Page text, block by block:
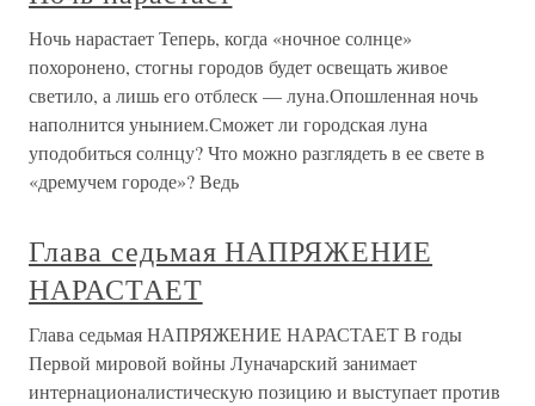
Ночь нарастает Теперь, когда «ночное солнце»
похоронено, стогны городов будет освещать живое
светило, а лишь его отблеск — луна.Опошленная ночь
наполнится унынием.Сможет ли городская луна
уподобиться солнцу? Что можно разглядеть в ее свете в
«дремучем городе»? Ведь
Глава седьмая НАПРЯЖЕНИЕ
НАРАСТАЕТ
Глава седьмая НАПРЯЖЕНИЕ НАРАСТАЕТ В годы
Первой мировой войны Луначарский занимает
интернационалистическую позицию и выступает против